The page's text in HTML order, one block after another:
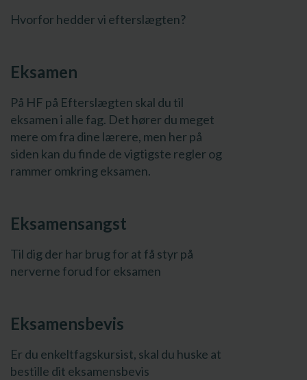
Hvorfor hedder vi efterslægten?
Eksamen
På HF på Efterslægten skal du til
eksamen i alle fag. Det hører du meget
mere om fra dine lærere, men her på
siden kan du finde de vigtigste regler og
rammer omkring eksamen.
Eksamensangst
Til dig der har brug for at få styr på
nerverne forud for eksamen
Eksamensbevis
Er du enkeltfagskursist, skal du huske at
bestille dit eksamensbevis